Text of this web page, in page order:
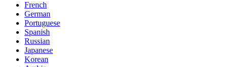
French
German
Portuguese
Spanish
Russian
Japanese
Korean